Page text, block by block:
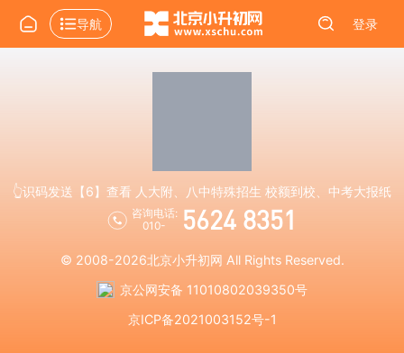
导航 登录
👆识码发送【6】查看 人大附、八中特殊招生 校额到校、中考大报纸
咨询电话:
010-
5624 8351
© 2008-2026北京小升初网 All Rights Reserved.
京公网安备 11010802039350号
京ICP备2021003152号-1